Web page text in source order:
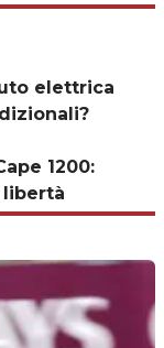
elettrica
1200: